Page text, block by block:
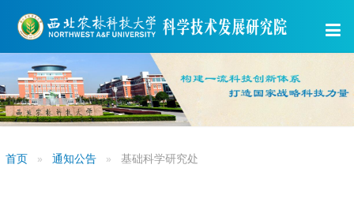
首页 通知公告 基础科学研究处